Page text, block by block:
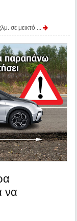
σε μεικτό ...
να